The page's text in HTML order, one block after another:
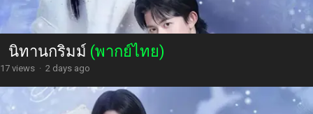
นิทานกริมม์ (พากย์ไทย)
17 views · 2 days ago